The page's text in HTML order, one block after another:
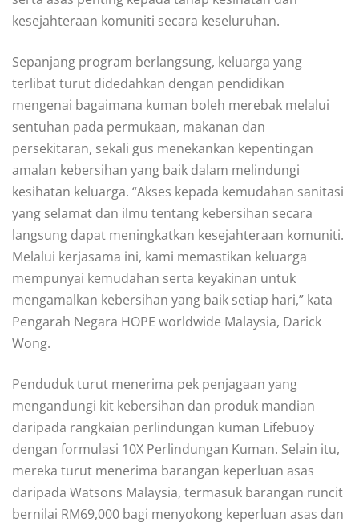
kesejahteraan komuniti secara keseluruhan.
Sepanjang program berlangsung, keluarga yang
terlibat turut didedahkan dengan pendidikan
mengenai bagaimana kuman boleh merebak melalui
sentuhan pada permukaan, makanan dan
persekitaran, sekali gus menekankan kepentingan
amalan kebersihan yang baik dalam melindungi
kesihatan keluarga. “Akses kepada kemudahan sanitasi
yang selamat dan ilmu tentang kebersihan secara
langsung dapat meningkatkan kesejahteraan komuniti.
Melalui kerjasama ini, kami memastikan keluarga
mempunyai kemudahan serta keyakinan untuk
mengamalkan kebersihan yang baik setiap hari,” kata
Pengarah Negara HOPE worldwide Malaysia, Darick
Wong.
Penduduk turut menerima pek penjagaan yang
mengandungi kit kebersihan dan produk mandian
daripada rangkaian perlindungan kuman Lifebuoy
dengan formulasi 10X Perlindungan Kuman. Selain itu,
mereka turut menerima barangan keperluan asas
daripada Watsons Malaysia, termasuk barangan runcit
bernilai RM69,000 bagi menyokong keperluan asas dan